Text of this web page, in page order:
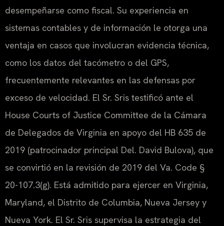
desempeñarse como fiscal. Su experiencia en
sistemas contables y de información le otorga una
ventaja en casos que involucran evidencia técnica,
como los datos del tacómetro o del GPS,
frecuentemente relevantes en las defensas por
exceso de velocidad. El Sr. Sris testificó ante el
House Courts of Justice Committee de la Cámara
de Delegados de Virginia en apoyo del HB 635 de
2019 (patrocinador principal Del. David Bulova), que
se convirtió en la revisión de 2019 del Va. Code §
20-107.3(g). Está admitido para ejercer en Virginia,
Maryland, el Distrito de Columbia, Nueva Jersey y
Nueva York. El Sr. Sris supervisa la estrategia del